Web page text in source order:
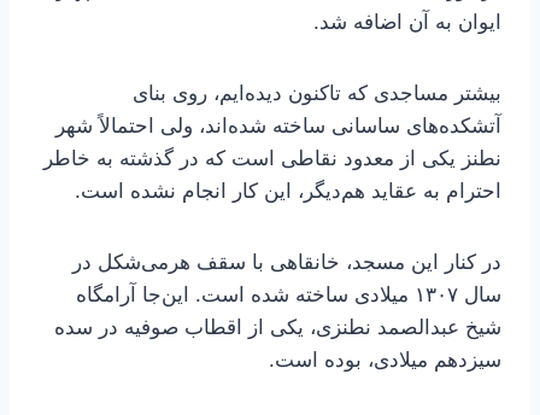
ایوان به آن اضافه شد.
بیشتر مساجدی که تاکنون دیده‌ایم، روی بنای
آتشکده‌های ساسانی ساخته شده‌اند، ولی احتمالاً شهر
نطنز یکی از معدود نقاطی است که در گذشته به خاطر
احترام به عقاید هم‌دیگر، این کار انجام نشده است.
در کنار این مسجد، خانقاهی با سقف هرمی‌شکل در
سال ۱۳۰۷ میلادی ساخته شده است. این‌جا آرامگاه
شیخ عبدالصمد نطنزی، یکی از اقطاب صوفیه در سده
سیزدهم میلادی، بوده است.